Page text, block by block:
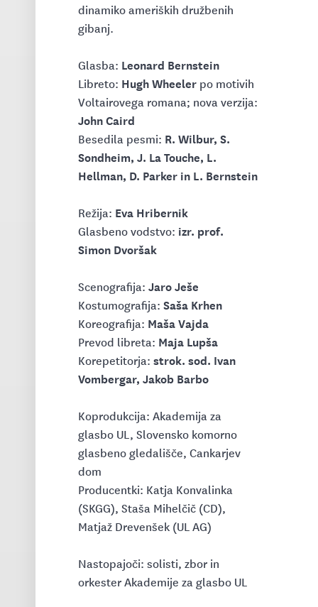
dinamiko ameriških družbenih
gibanj.
Glasba: Leonard Bernstein
Libreto: Hugh Wheeler po motivih
Voltairovega romana; nova verzija:
John Caird
Besedila pesmi: R. Wilbur, S.
Sondheim, J. La Touche, L.
Hellman, D. Parker in L. Bernstein
Režija: Eva Hribernik
Glasbeno vodstvo: izr. prof.
Simon Dvoršak
Scenografija: Jaro Ješe
Kostumografija: Saša Krhen
Koreografija: Maša Vajda
Prevod libreta: Maja Lupša
Korepetitorja: strok. sod. Ivan
Vombergar, Jakob Barbo
Koprodukcija: Akademija za
glasbo UL, Slovensko komorno
glasbeno gledališče, Cankarjev
dom
Producentki: Katja Konvalinka
(SKGG), Staša Mihelčič (CD),
Matjaž Drevenšek (UL AG)
Nastopajoči: solisti, zbor in
orkester Akademije za glasbo UL